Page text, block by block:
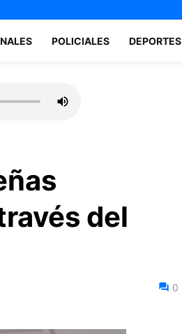
POLICIALES DEPORTES
del
0